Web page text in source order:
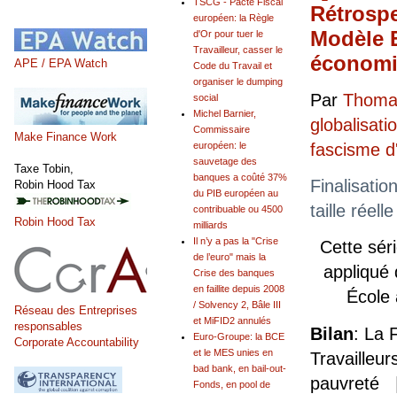
Modèle
Par
fascisme
taille
Cette
appliqué
École
Bilan: La
pauvreté
européen: la Règle
d'Or pour tuer le
Travailleur, casser le
Code du Travail et
organiser le dumping
social
Michel Barnier,
Commissaire
européen: le
sauvetage des
banques a coûté 37%
du PIB européen au
contribuable ou 4500
milliards
Il n’y a pas la "Crise
de l’euro" mais la
Crise des banques
en faillite depuis 2008
/ Solvency 2, Bâle III
et MiFID2 annulés
Euro-Groupe: la BCE
et le MES unies en
bad bank, en bail-out-
Fonds, en pool de
APE / EPA Watch
Make Finance Work
Taxe Tobin,
Robin Hood Tax
Robin Hood Tax
Réseau des Entreprises
responsables
Corporate Accountability